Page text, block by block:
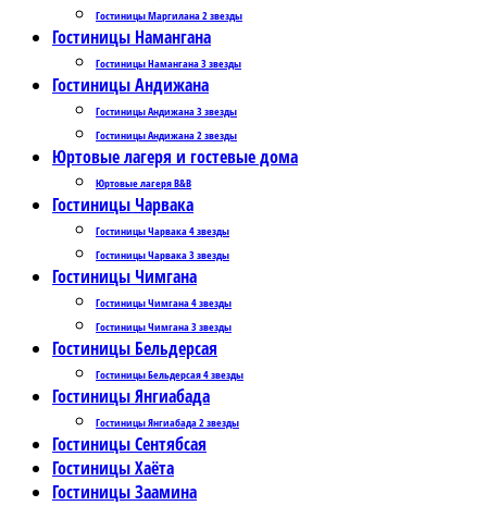
Гостиницы Маргилана 2 звезды
Гостиницы Намангана
Гостиницы Намангана 3 звезды
Гостиницы Андижана
Гостиницы Андижана 3 звезды
Гостиницы Андижана 2 звезды
Юртовые лагеря и гостевые дома
Юртовые лагеря B&B
Гостиницы Чарвака
Гостиницы Чарвака 4 звезды
Гостиницы Чарвака 3 звезды
Гостиницы Чимгана
Гостиницы Чимгана 4 звезды
Гостиницы Чимгана 3 звезды
Гостиницы Бельдерсая
Гостиницы Бельдерсая 4 звезды
Гостиницы Янгиабада
Гостиницы Янгиабада 2 звезды
Гостиницы Сентябсая
Гостиницы Хаёта
Гостиницы Заамина